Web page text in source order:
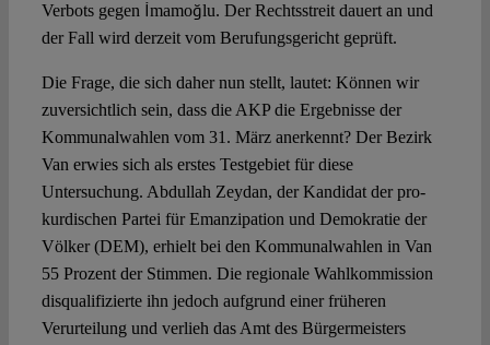
Verbots gegen İmamoğlu. Der Rechtsstreit dauert an und
der Fall wird derzeit vom Berufungsgericht geprüft.
Die Frage, die sich daher nun stellt, lautet: Können wir
zuversichtlich sein, dass die AKP die Ergebnisse der
Kommunalwahlen vom 31. März anerkennt? Der Bezirk
Van erwies sich als erstes Testgebiet für diese
Untersuchung. Abdullah Zeydan, der Kandidat der pro-
kurdischen Partei für Emanzipation und Demokratie der
Völker (DEM), erhielt bei den Kommunalwahlen in Van
55 Prozent der Stimmen. Die regionale Wahlkommission
disqualifizierte ihn jedoch aufgrund einer früheren
Verurteilung und verlieh das Amt des Bürgermeisters